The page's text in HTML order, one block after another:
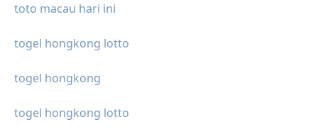
toto macau hari ini
togel hongkong lotto
togel hongkong
togel hongkong lotto